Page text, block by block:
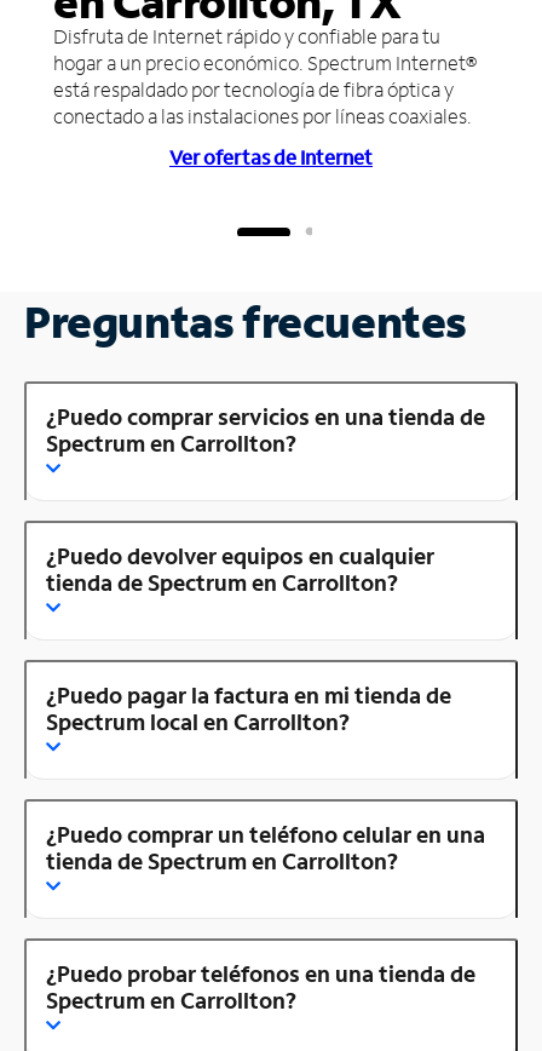
Disfruta de Internet rápido y confiable para tu
hogar a un precio económico. Spectrum Internet®
está respaldado por tecnología de fibra óptica y
conectado a las instalaciones por líneas coaxiales.
Ver ofertas de Internet
Preguntas frecuentes
¿Puedo comprar servicios en una tienda de
Spectrum en Carrollton?
¿Puedo devolver equipos en cualquier
tienda de Spectrum en Carrollton?
¿Puedo pagar la factura en mi tienda de
Spectrum local en Carrollton?
¿Puedo comprar un teléfono celular en una
tienda de Spectrum en Carrollton?
¿Puedo probar teléfonos en una tienda de
Spectrum en Carrollton?